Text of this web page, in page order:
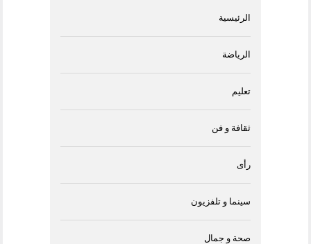
الرئيسية
الرياضة
تعليم
ثقافة و فن
رأى
سينما و تلفزيون
صحة و جمال